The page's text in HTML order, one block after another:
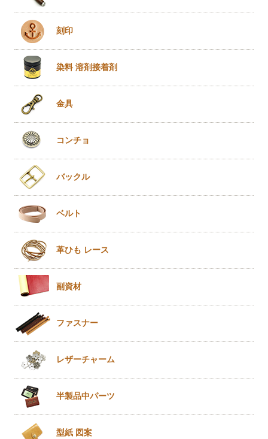
刻印
染料 溶剤接着剤
金具
コンチョ
バックル
ベルト
革ひも レース
副資材
ファスナー
レザーチャーム
半製品中パーツ
型紙 図案